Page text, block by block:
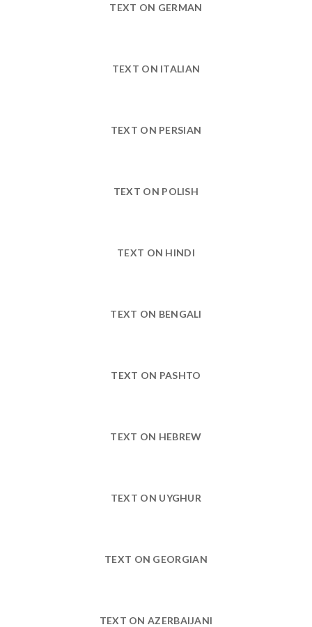
TEXT ON GERMAN
TEXT ON ITALIAN
TEXT ON PERSIAN
TEXT ON POLISH
TEXT ON HINDI
TEXT ON BENGALI
TEXT ON PASHTO
TEXT ON HEBREW
TEXT ON UYGHUR
TEXT ON GEORGIAN
TEXT ON AZERBAIJANI